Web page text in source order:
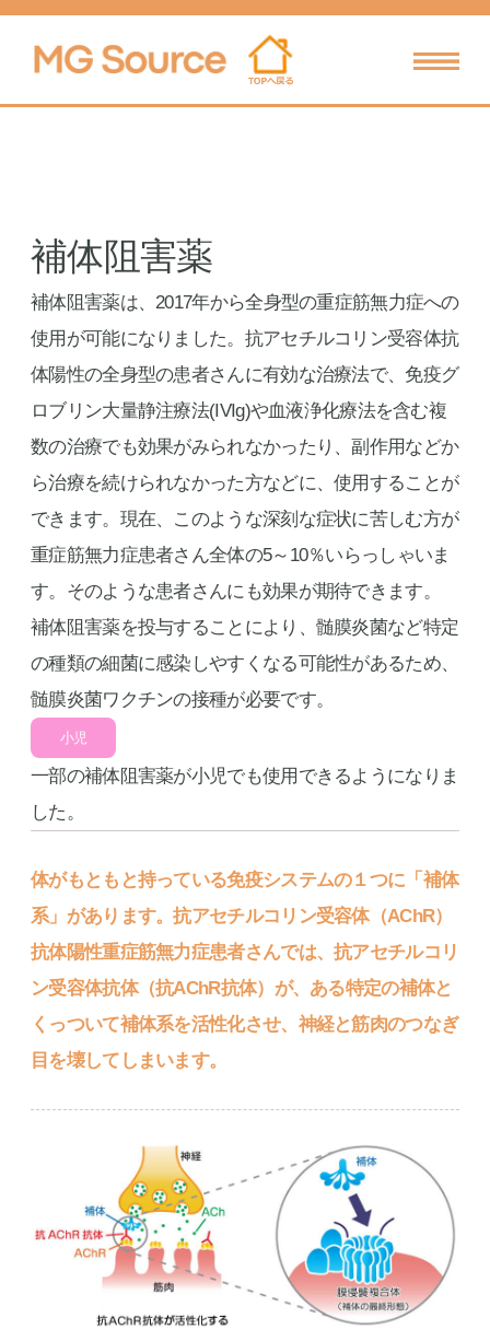
補体阻害薬
補体阻害薬は、2017年から全身型の重症筋無力症への
使用が可能になりました。抗アセチルコリン受容体抗
体陽性の全身型の患者さんに有効な治療法で、免疫グ
ロブリン大量静注療法(IVIg)や血液浄化療法を含む複
数の治療でも効果がみられなかったり、副作用などか
ら治療を続けられなかった方などに、使用することが
できます。現在、このような深刻な症状に苦しむ方が
重症筋無力症患者さん全体の5～10％いらっしゃいま
す。そのような患者さんにも効果が期待できます。
補体阻害薬を投与することにより、髄膜炎菌など特定
の種類の細菌に感染しやすくなる可能性があるため、
髄膜炎菌ワクチンの接種が必要です。
小児
一部の補体阻害薬が小児でも使用できるようになりま
した。
体がもともと持っている免疫システムの１つに「補体
系」があります。抗アセチルコリン受容体（AChR）
抗体陽性重症筋無力症患者さんでは、抗アセチルコリ
ン受容体抗体（抗AChR抗体）が、ある特定の補体と
くっついて補体系を活性化させ、神経と筋肉のつなぎ
目を壊してしまいます。